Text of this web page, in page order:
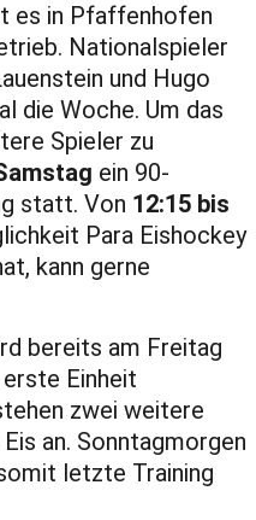
es in Pfaffenhofen
Nationalspieler
und Hugo
die Woche. Um das
Spieler zu
ein 90-
statt. Von 12:15 bis
Para Eishockey
kann gerne
bereits am Freitag
Einheit
zwei weitere
an. Sonntagmorgen
letzte Training